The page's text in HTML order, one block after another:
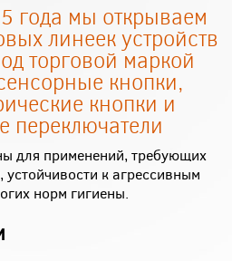
года мы открываем
линеек устройств
торговой маркой
кнопки,
кнопки и
переключатели
для применений, требующих
к агрессивным
норм гигиены.